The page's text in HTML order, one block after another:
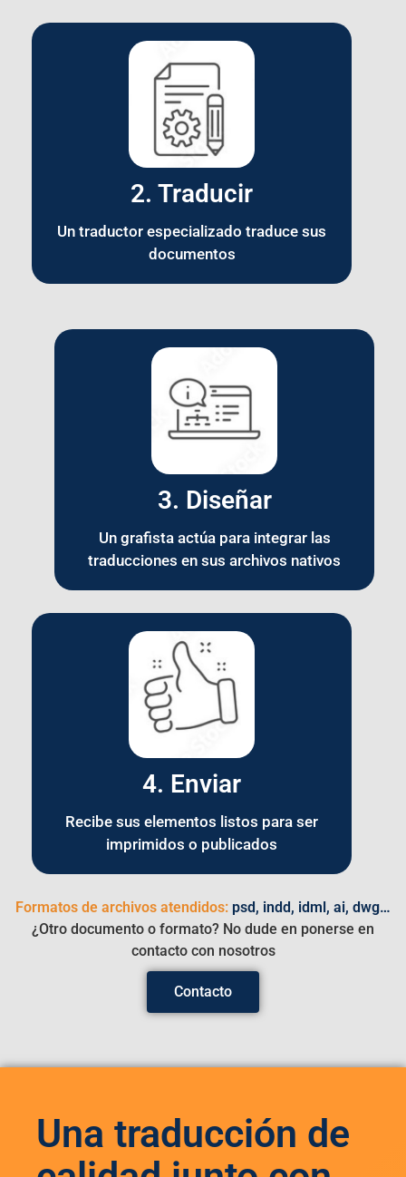
2. Traducir
Un traductor especializado traduce sus
documentos
3. Diseñar
Un grafista actúa para integrar las
traducciones en sus archivos nativos
4. Enviar
Recibe sus elementos listos para ser
imprimidos o publicados
Formatos de archivos atendidos: psd, indd, idml, ai, dwg…
¿Otro documento o formato? No dude en ponerse en
contacto con nosotros
Contacto
Una traducción de